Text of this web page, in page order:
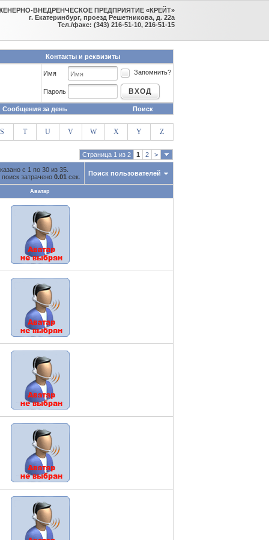
ВНЕДРЕНЧЕСКОЕ ПРЕДПРИЯТИЕ «КРЕЙТ»
г. Екатеринбург, проезд Решетникова, д. 22а
Тел./факс: (343) 216-51-10, 216-51-15
Контакты и реквизиты
Имя Запомнить?
Пароль ВХОД
Сообщения за день Поиск
S T U V W X Y Z
Страница 1 из 2 1 2 >
с 1 по 30 из 35.
затрачено 0.01 сек. Поиск пользователей
Аватар